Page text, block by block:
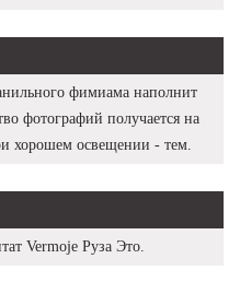
фимиама наполнит
фотографий получается на
хорошем освещении - тем.
Vermoje Руза Это.